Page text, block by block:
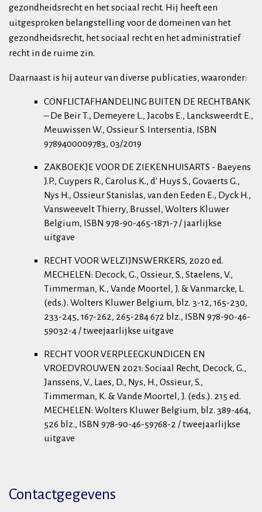
gezondheidsrecht en het sociaal recht. Hij heeft een
uitgesproken belangstelling voor de domeinen van het
gezondheidsrecht, het sociaal recht en het administratief
recht in de ruime zin.
Daarnaast is hij auteur van diverse publicaties, waaronder:
CONFLICTAFHANDELING BUITEN DE RECHTBANK
– De Beir T., Demeyere L., Jacobs E., Lancksweerdt E.,
Meuwissen W., Ossieur S. Intersentia, ISBN
9789400009783, 03/2019
ZAKBOEKJE VOOR DE ZIEKENHUISARTS - Baeyens
J.P., Cuypers R., Carolus K., d' Huys S., Govaerts G.,
Nys H., Ossieur Stanislas, van den Eeden E., Dyck H.,
Vansweevelt Thierry, Brussel, Wolters Kluwer
Belgium, ISBN 978-90-465-1871-7 / jaarlijkse
uitgave
RECHT VOOR WELZIJNSWERKERS, 2020 ed.
MECHELEN: Decock, G., Ossieur, S., Staelens, V.,
Timmerman, K., Vande Moortel, J. & Vanmarcke, L.
(eds.). Wolters Kluwer Belgium, blz. 3-12, 165-230,
233-245, 167-262, 265-284 672 blz., ISBN 978-90-46-
59032-4 / tweejaarlijkse uitgave
RECHT VOOR VERPLEEGKUNDIGEN EN
VROEDVROUWEN 2021: Sociaal Recht, Decock, G.,
Janssens, V., Laes, D., Nys, H., Ossieur, S.,
Timmerman, K. & Vande Moortel, J. (eds.). 215 ed.
MECHELEN: Wolters Kluwer Belgium, blz. 389-464,
526 blz., ISBN 978-90-46-59768-2 / tweejaarlijkse
uitgave
Contactgegevens